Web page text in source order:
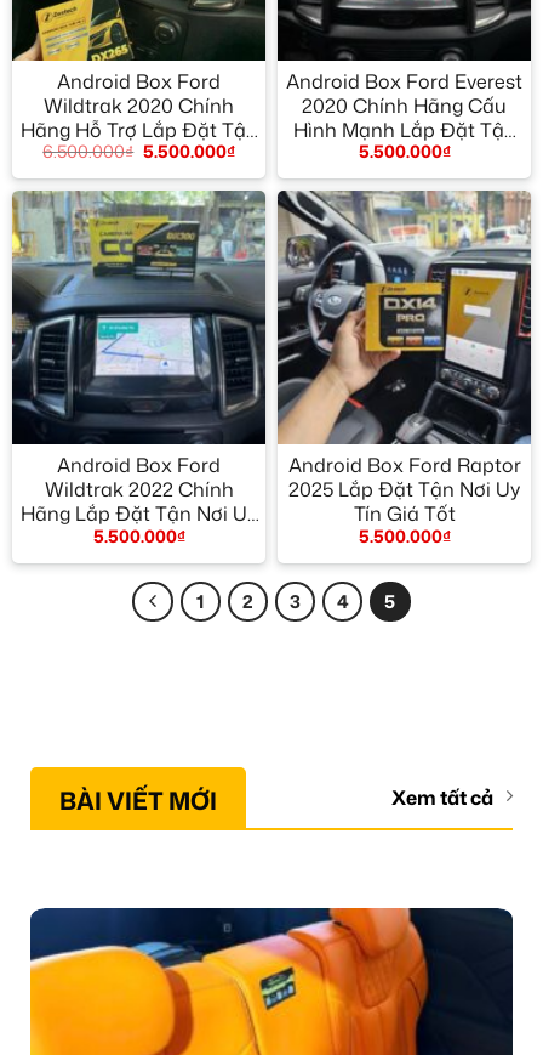
Android Box Ford
Wildtrak 2020 Chính
Hãng Hỗ Trợ Lắp Đặt Tận
Nơi
6.500.000₫ 5.500.000₫
Android Box Ford Everest
2020 Chính Hãng Cấu
Hình Mạnh Lắp Đặt Tận
Nơi
5.500.000₫
Android Box Ford
Wildtrak 2022 Chính
Hãng Lắp Đặt Tận Nơi Uy
Tín
5.500.000₫
Android Box Ford Raptor
2025 Lắp Đặt Tận Nơi Uy
Tín Giá Tốt
5.500.000₫
1 2 3 4 5
BÀI VIẾT MỚI Xem tất cả